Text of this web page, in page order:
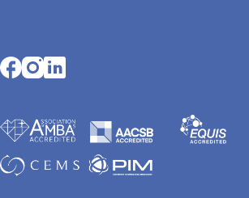
Opens in a new tab
Opens in a new tab
Opens in a new tab